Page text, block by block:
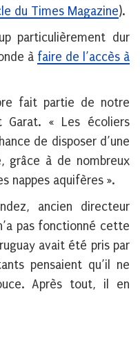
du Times Magazine).
particulièrement dur
à faire de l’accès à
fait partie de notre
« Les écoliers
de disposer d’une
grâce à de nombreux
nappes aquifères ».
ancien directeur
pas fonctionné cette
avait été pris par
pensaient qu’il ne
Après tout, il en